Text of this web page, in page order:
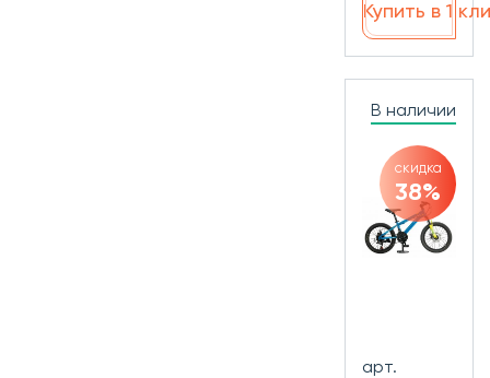
Купить в 1
В наличии
скидка
38%
арт.